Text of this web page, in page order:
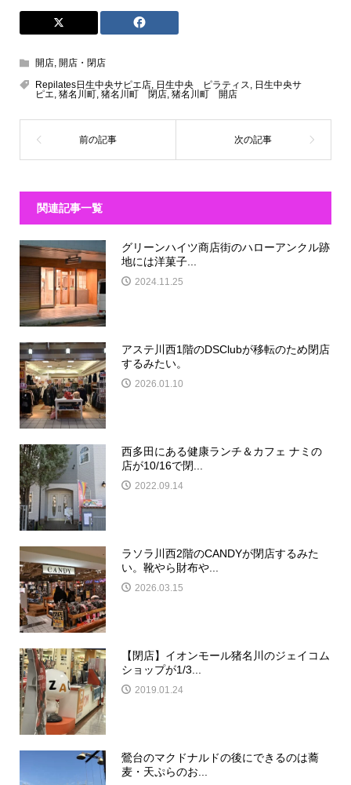
開店, 開店・閉店
Repilates日生中央サピエ店, 日生中央 ピラティス
日生中央サ
ピエ 猪名川町, 猪名川町 閉店, 猪名川町 開店
関連記事一覧
グリーンハイツ商店街のハローアンクル跡
地には洋菓子...
2024.11.25
アステ川西1階のDSClubが移転のため閉店
するみたい。
2026.01.10
西多田にある健康ランチ＆カフェ ナミの
店が10/16で閉...
2022.09.14
ラソラ川西2階のCANDYが閉店するみた
い。靴やら財布や...
2026.03.15
【閉店】イオンモール猪名川のジェイコム
ショップが1/3...
2019.01.24
鶯台のマクドナルドの後にできるのは蕎
麦・天ぷらのお...